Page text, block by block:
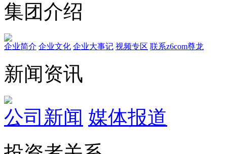
集团介绍
企业简介 企业文化 企业⼤事记 视频专区 联系z6com尊龙
新闻资讯
公司新闻 媒体报道